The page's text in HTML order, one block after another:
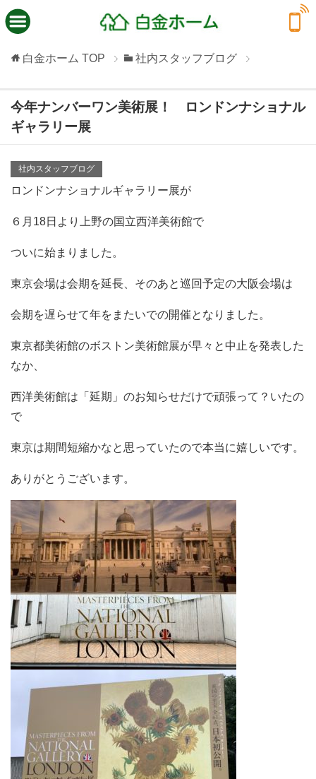
白金ホーム TOP 社内スタッフブログ
今年ナンバーワン美術展！ ロンドンナショナル
ギャラリー展
社内スタッフブログ
ロンドンナショナルギャラリー展が
６月18日より上野の国立西洋美術館で
ついに始まりました。
東京会場は会期を延長、そのあと巡回予定の大阪会場は
会期を遅らせて年をまたいでの開催となりました。
東京都美術館のボストン美術館展が早々と中止を発表した
なか、
西洋美術館は「延期」のお知らせだけで頑張って？いたの
で
東京は期間短縮かなと思っていたので本当に嬉しいです。
ありがとうございます。